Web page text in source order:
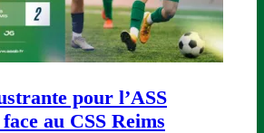
pour l’ASS
au CSS Reims